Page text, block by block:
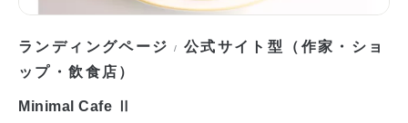
ランディングページ / 公式サイト型（作家・ショ
ップ・飲食店）
Minimal Cafe Ⅱ